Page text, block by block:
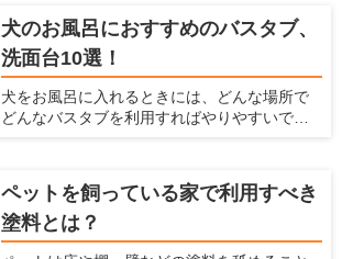
れません。 ですが、犬が外の音に反応して吠
えるのをなるべく抑える方法があります。こ
こでは、犬が外の音に反応して吠えてしまう
のを防ぐ方法、商品を紹介します。
犬のお風呂におすすめのバスタブ、
洗面台10選！
犬をお風呂に入れるときには、どんな場所で
どんなバスタブを利用すればやりやすいで
お風呂の選び方、おすすめの犬用のバスタブ
や洗面台を紹介します。 また、犬をお風呂に
入れる方法や注意点などは、「犬のお風呂の
入れ方を解説！お風呂場のポイントも【初心
ペットを飼っている家で利用すべき
塗料とは？